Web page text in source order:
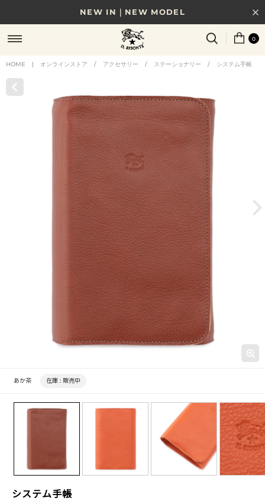
NEW IN｜NEW MODEL
8/17(月)10時まで｜税込11,000円以上で送料無料
贈る相手やシーンから選べる、新しいギフトガイド
0
HOME | オンラインストア / アクセサリー / ステーショナリー / システム手帳
システム手帳
あか茶 在庫 : 販売中